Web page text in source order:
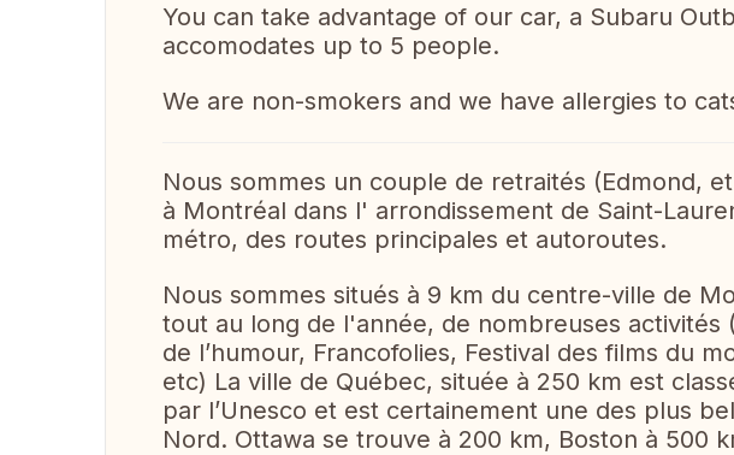
You can take advantage of our car, a Subaru
accomodates up to 5 people.
We are non-smokers and we have allergies to
Nous sommes un couple de retraités (Edmond,
à Montréal dans l' arrondissement de Saint-
métro, des routes principales et autoroutes.
Nous sommes situés à 9 km du centre-ville de
tout au long de l'année, de nombreuses activités
de l’humour, Francofolies, Festival des films du
etc) La ville de Québec, située à 250 km est
par l’Unesco et est certainement une des plus
Nord. Ottawa se trouve à 200 km, Boston à 500